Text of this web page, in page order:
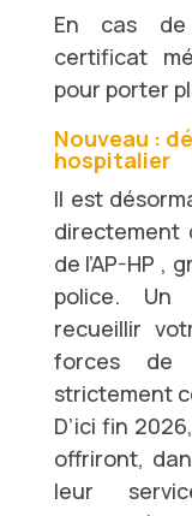
En cas de
certificat
pour porter
Nouveau :
hospitalier
Il est
directement
de l’AP-HP ,
police. Un
recueillir
forces de
strictement
D’ici fin
offriront,
leur